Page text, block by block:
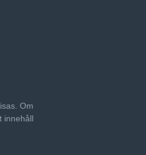
Om
innehåll